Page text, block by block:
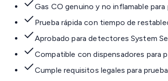
Gas CO genuino y no inflamable para
Prueba rápida con tiempo de
Aprobado para detectores System
Compatible con dispensadores para
Cumple requisitos legales para